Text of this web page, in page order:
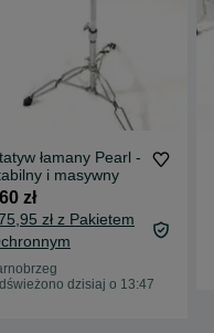
łamany Pearl -
i masywny
zł
zł z Pakietem
dzisiaj o 13:47